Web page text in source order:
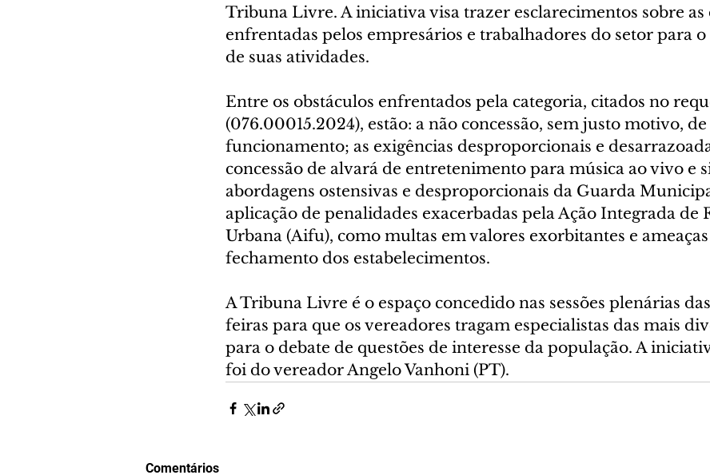
Tribuna Livre. A iniciativa visa trazer esclarecimentos sobre
enfrentadas pelos empresários e trabalhadores do setor para
de suas atividades.
Entre os obstáculos enfrentados pela categoria, citados no
(076.00015.2024), estão: a não concessão, sem justo motivo,
funcionamento; as exigências desproporcionais e
concessão de alvará de entretenimento para música ao vivo e
abordagens ostensivas e desproporcionais da Guarda
aplicação de penalidades exacerbadas pela Ação Integrada de
Urbana (Aifu), como multas em valores exorbitantes e
fechamento dos estabelecimentos.
A Tribuna Livre é o espaço concedido nas sessões plenárias
feiras para que os vereadores tragam especialistas das mais
para o debate de questões de interesse da população. A
foi do vereador Angelo Vanhoni (PT).
Comentários